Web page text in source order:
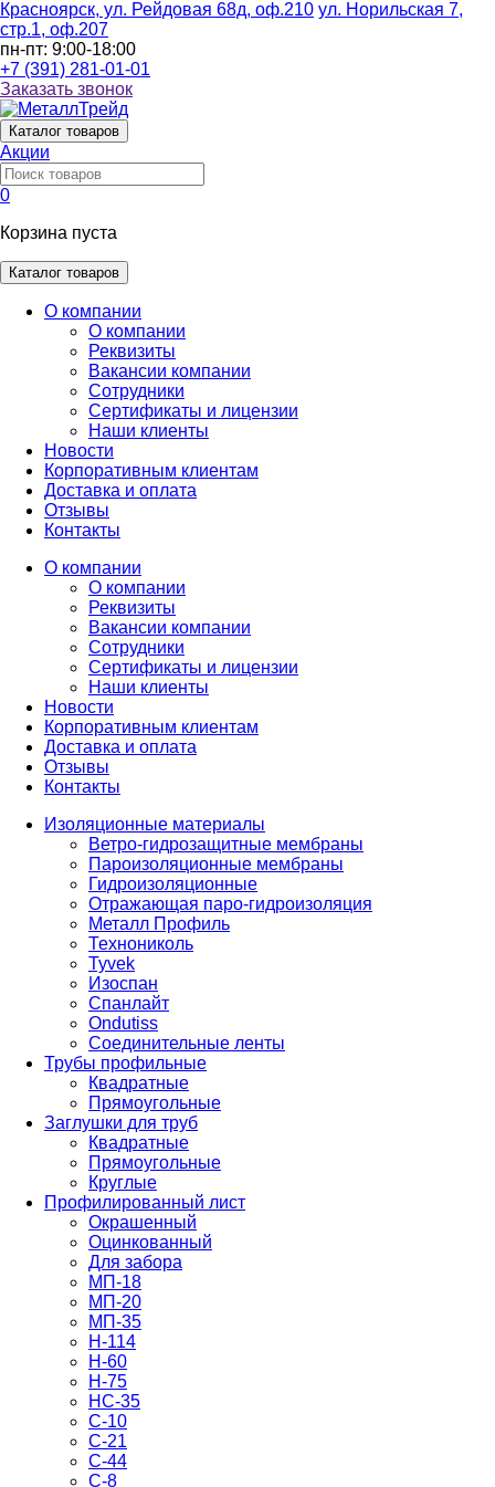
Красноярск, ул. Рейдовая 68д, оф.210 ул. Норильская 7,
стр.1, оф.207
пн-пт: 9:00-18:00
+7 (391) 281-01-01
Заказать звонок
Каталог товаров
Акции
0
Корзина пуста
Каталог товаров
О компании
О компании
Реквизиты
Вакансии компании
Сотрудники
Сертификаты и лицензии
Наши клиенты
Новости
Корпоративным клиентам
Доставка и оплата
Отзывы
Контакты
О компании
О компании
Реквизиты
Вакансии компании
Сотрудники
Сертификаты и лицензии
Наши клиенты
Новости
Корпоративным клиентам
Доставка и оплата
Отзывы
Контакты
Изоляционные материалы
Ветро-гидрозащитные мембраны
Пароизоляционные мембраны
Гидроизоляционные
Отражающая паро-гидроизоляция
Металл Профиль
Технониколь
Tyvek
Изоспан
Спанлайт
Ondutiss
Соединительные ленты
Трубы профильные
Квадратные
Прямоугольные
Заглушки для труб
Квадратные
Прямоугольные
Круглые
Профилированный лист
Окрашенный
Оцинкованный
Для забора
МП-18
МП-20
МП-35
Н-114
Н-60
Н-75
НС-35
С-10
С-21
С-44
С-8